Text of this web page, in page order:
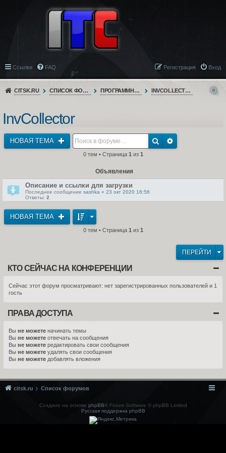
Ссылки FAQ Вход
Регистрация
CITSK.RU СПИСОК ФОРУМОВ ПРОГРАММНОЕ ОБЕСПЕЧЕНИЕ INVCOLLECTOR
InvCollector
НОВАЯ ТЕМА
0 тем • Страница 1 из 1
Объявления
Описание и ссылки для загрузки
Последнее сообщение sashka « 23 окт 2020 16:56
Ответы: 2
НОВАЯ ТЕМА
0 тем • Страница 1 из 1
ПЕРЕЙТИ
КТО СЕЙЧАС НА КОНФЕРЕНЦИИ
Сейчас этот форум просматривают: нет зарегистрированных пользователей и 1
гость
ПРАВА ДОСТУПА
Вы не можете начинать темы
Вы не можете отвечать на сообщения
Вы не можете редактировать свои сообщения
Вы не можете удалять свои сообщения
Вы не можете добавлять вложения
citsk.ru Список форумов
Создано на основе phpBB® Forum Software © phpBB Limited
Русская поддержка phpBB